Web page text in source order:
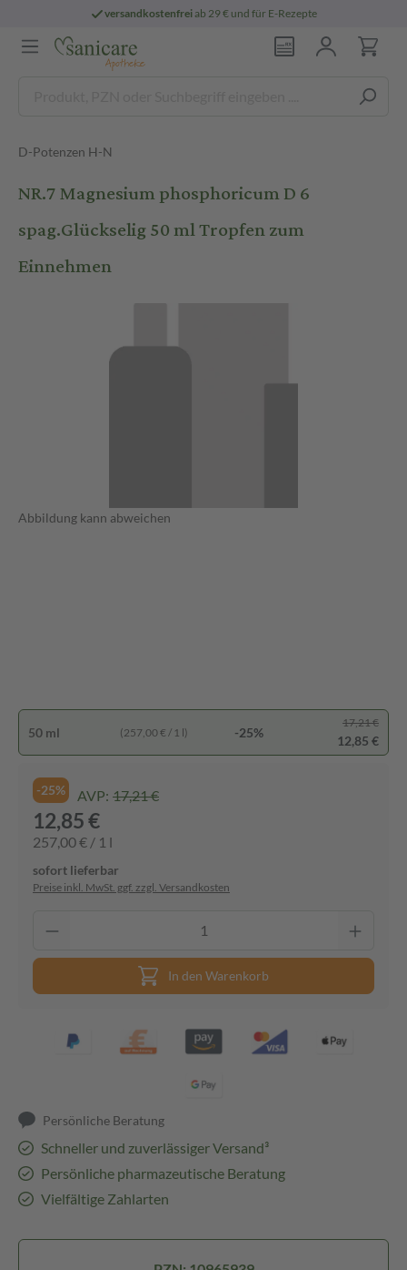
versandkostenfreiab 29 € und für E-Rezepte
D-Potenzen H-N
NR.7 Magnesium phosphoricum D 6
spag.Glückselig 50 ml Tropfen zum
Einnehmen
Abbildung kann abweichen
50 ml (257,00 € / 1 l) -25%
17,21 €
12,85 €
-25% AVP: 17,21 €
12,85 €
257,00 € / 1 l
sofort lieferbar
Preise inkl. MwSt. ggf. zzgl. Versandkosten
In den Warenkorb
Persönliche Beratung
Schneller und zuverlässiger Versand³
Persönliche pharmazeutische Beratung
Vielfältige Zahlarten